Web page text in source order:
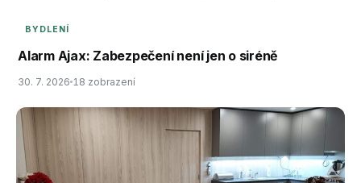
BYDLENÍ
Alarm Ajax: Zabezpečení není jen o siréně
30. 7. 2026 18 zobrazení